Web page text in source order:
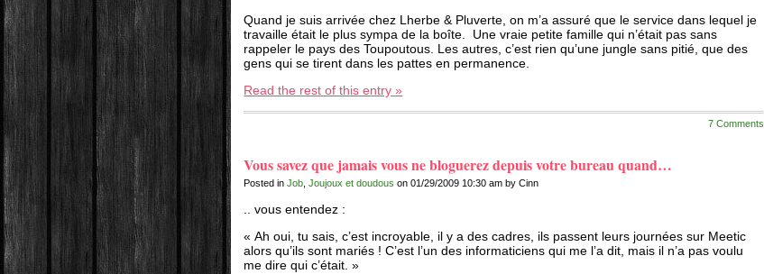
Quand je suis arrivée chez Lherbe & Pluverte, on m’a assuré que le service dans lequel je
travaille était le plus sympa de la boîte. Une vraie petite famille qui n’était pas sans
rappeler le pays des Toupoutous. Les autres, c’est rien qu’une jungle sans pitié, que des
gens qui se tirent dans les pattes en permanence.
Read the rest of this entry »
7 Comments
Vous savez que jamais vous ne bloguerez depuis votre bureau quand…
Posted inJob ,Joujoux et doudous on 01/29/2009 10:30 am by Cinn
.. vous entendez :
« Ah oui, tu sais, c’est incroyable, il y a des cadres, ils passent leurs journées sur Meetic
alors qu’ils sont mariés ! C’est l’un des informaticiens qui me l’a dit, mais il n’a pas voulu
me dire qui c’était. »